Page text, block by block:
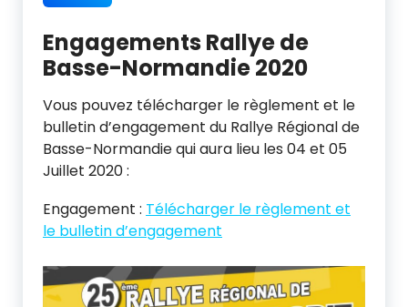
Engagements Rallye de
Basse-Normandie 2020
Vous pouvez télécharger le règlement et le
bulletin d’engagement du Rallye Régional de
Basse-Normandie qui aura lieu les 04 et 05
Juillet 2020 :
Engagement : Télécharger le règlement et
le bulletin d’engagement